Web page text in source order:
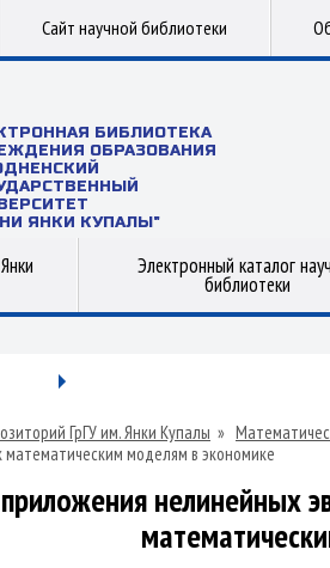
Сайт научной библиотеки
БИБЛИОТЕКА
ОБРАЗОВАНИЯ
ЯНКИ КУПАЛЫ"
Электронный каталог
библиотеки
ГрГУ им. Янки Купалы »
математическим моделям в экономике
нелинейных